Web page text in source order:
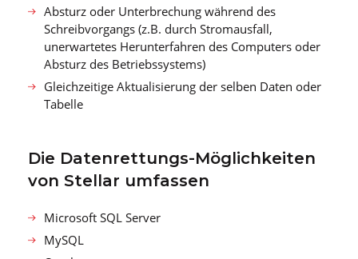
Absturz oder Unterbrechung während des
Schreibvorgangs (z.B. durch Stromausfall,
unerwartetes Herunterfahren des Computers oder
Absturz des Betriebssystems)
Gleichzeitige Aktualisierung der selben Daten oder
Tabelle
Die Datenrettungs-Möglichkeiten
von Stellar umfassen
Microsoft SQL Server
MySQL